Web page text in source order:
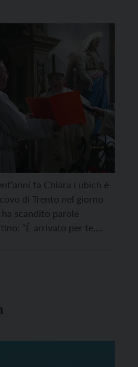
fa Chiara Lubich è
di Trento nel giorno
scandito parole
“È arrivato per te,